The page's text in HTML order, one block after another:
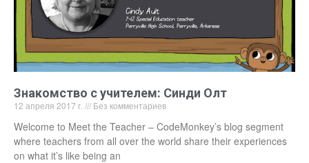
Знакомство с учителем: Синди Олт
12 апреля 2017 г. Без комментариев
Welcome to Meet the Teacher – CodeMonkey’s blog segment
where teachers from all over the world share their experiences
on what it’s like being an